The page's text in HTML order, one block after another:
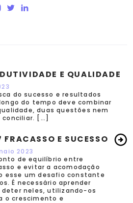
E QUALIDADE
do sucesso e resultados
do tempo deve combinar
duas questões nem
conciliar. […]
E SUCESSO
2023
de equilíbrio entre
e evitar a acomodação
esse um desafio constante
É necessário aprender
deter neles, utilizando-os
o crescimento e